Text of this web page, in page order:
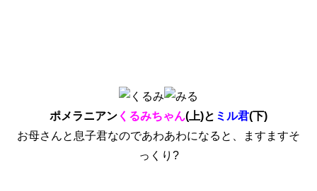
ポメラニアン くるみちゃん(上)と ミル君(下)
お母さんと息子君なのであわあわになると、ますますそ
っくり?